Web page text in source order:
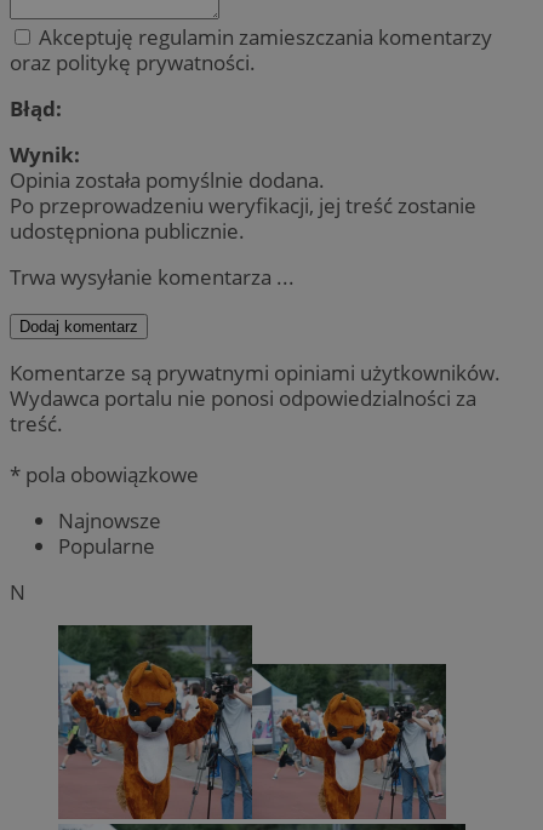
Akceptuję regulamin zamieszczania komentarzy
oraz politykę prywatności.
Błąd:
Wynik:
Opinia została pomyślnie dodana.
Po przeprowadzeniu weryfikacji, jej treść zostanie
udostępniona publicznie.
Trwa wysyłanie komentarza ...
Dodaj komentarz
Komentarze są prywatnymi opiniami użytkowników.
Wydawca portalu nie ponosi odpowiedzialności za
treść.
* pola obowiązkowe
Najnowsze
Popularne
N